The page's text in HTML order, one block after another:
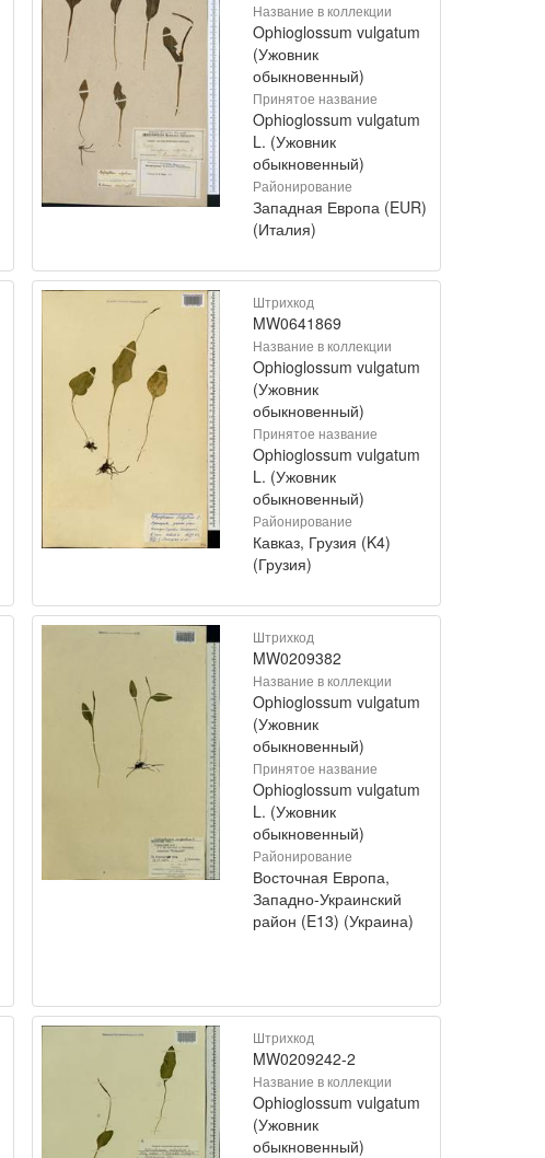
Название в коллекции
Ophioglossum vulgatum
(Ужовник
обыкновенный)
Принятое название
Ophioglossum vulgatum
L. (Ужовник
обыкновенный)
Районирование
Западная Европа (EUR)
(Италия)
Штрихкод
MW0641869
Название в коллекции
Ophioglossum vulgatum
(Ужовник
обыкновенный)
Принятое название
Ophioglossum vulgatum
L. (Ужовник
обыкновенный)
Районирование
Кавказ, Грузия (K4)
(Грузия)
Штрихкод
MW0209382
Название в коллекции
Ophioglossum vulgatum
(Ужовник
обыкновенный)
Принятое название
Ophioglossum vulgatum
L. (Ужовник
обыкновенный)
Районирование
Восточная Европа,
Западно-Украинский
район (E13) (Украина)
Штрихкод
MW0209242-2
Название в коллекции
Ophioglossum vulgatum
(Ужовник
обыкновенный)